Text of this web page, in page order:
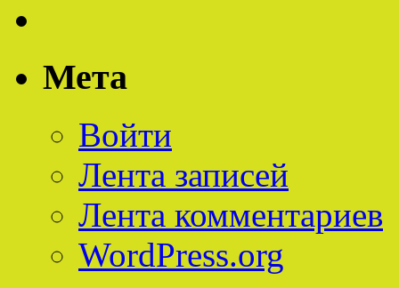
Мета
Войти
Лента записей
Лента комментариев
WordPress.org